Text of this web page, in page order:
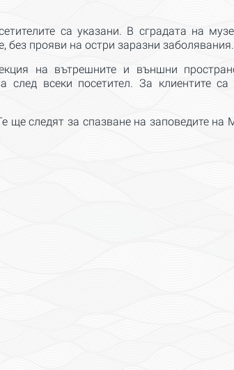
са указани. В сградата на
без прояви на остри заразни заболявания.
на вътрешните и външни
след всеки посетител. За клиентите
ще следят за спазване на заповедите на